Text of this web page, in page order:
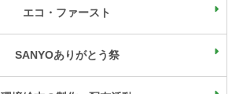
エコ・ファースト
SANYOありがとう祭